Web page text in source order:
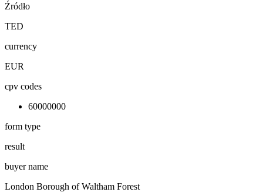
Źródło
TED
currency
EUR
cpv codes
60000000
form type
result
buyer name
London Borough of Waltham Forest